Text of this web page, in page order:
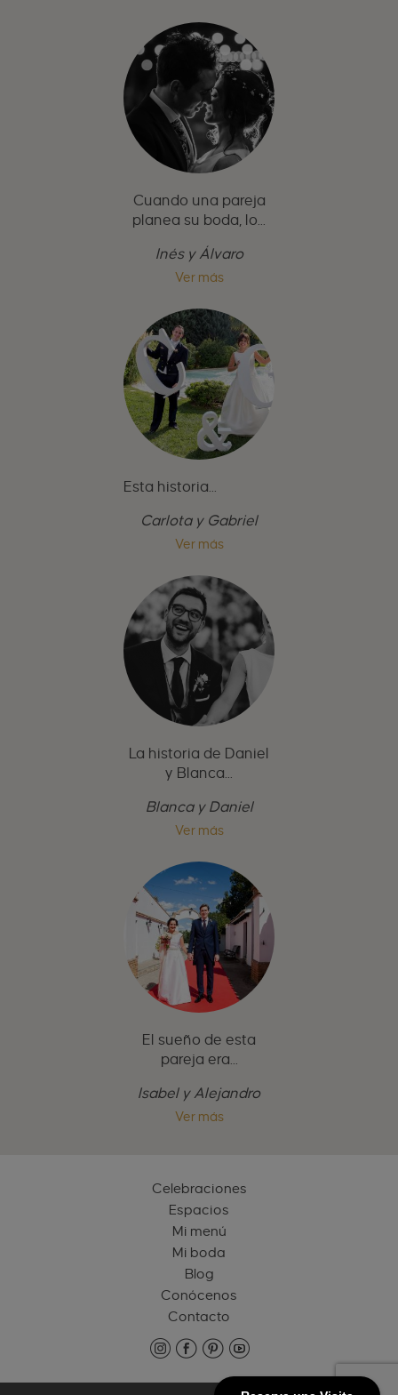
Cuando una pareja
planea su boda, lo...
Inés y Álvaro
Ver más
Esta historia...
Carlota y Gabriel
Ver más
La historia de Daniel
y Blanca...
Blanca y Daniel
Ver más
El sueño de esta
pareja era...
Isabel y Alejandro
Ver más
Celebraciones
Espacios
Mi menú
Mi boda
Blog
Conócenos
Contacto